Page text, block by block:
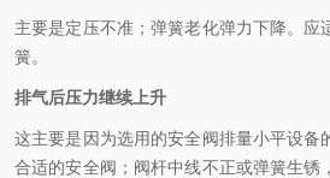
主要是定压不准；弹簧老化弹力下降。应
簧。
排气后压力继续上升
这主要是因为选用的安全阀排量小平设备
合适的安全阀；阀杆中线不正或弹簧生锈